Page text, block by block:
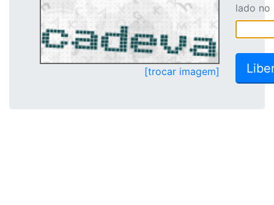
[trocar imagem]
lado no